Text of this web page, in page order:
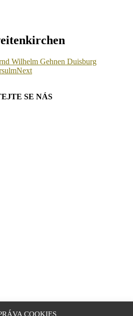
COOKIES
Wilhelm Gehnen Duisburg
Next
SE NÁS